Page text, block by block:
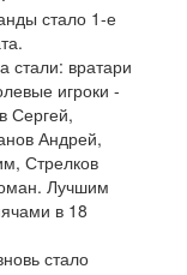
стало 1-е
стали: вратари
игроки -
Сергей,
Андрей,
Стрелков
Лучшим
в 18
стало